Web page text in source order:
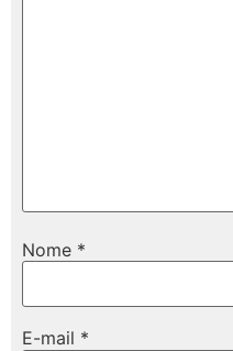
Nome *
E-mail *